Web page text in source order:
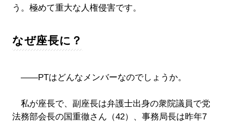
う。極めて重大な人権侵害です。
なぜ座長に？
――PTはどんなメンバーなのでしょうか。
私が座長で、副座長は弁護士出身の衆院議員で党
法務部会長の国重徹さん（42）、事務局長は昨年7